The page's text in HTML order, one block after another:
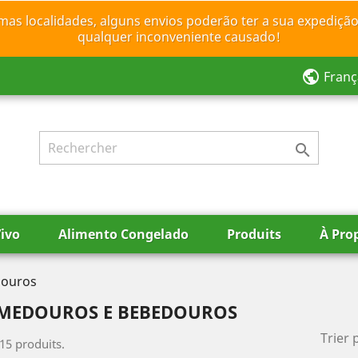
localidades, alguns envios poderão ter a sua
qualquer inconveniente causado!
public

Alimento Congelado Produits À
E BEBEDOUROS
produits.
Trier